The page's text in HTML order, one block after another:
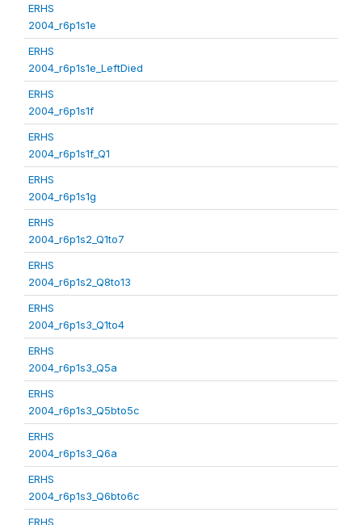
ERHS
2004_r6p1s1e
ERHS
2004_r6p1s1e_LeftDied
ERHS
2004_r6p1s1f
ERHS
2004_r6p1s1f_Q1
ERHS
2004_r6p1s1g
ERHS
2004_r6p1s2_Q1to7
ERHS
2004_r6p1s2_Q8to13
ERHS
2004_r6p1s3_Q1to4
ERHS
2004_r6p1s3_Q5a
ERHS
2004_r6p1s3_Q5bto5c
ERHS
2004_r6p1s3_Q6a
ERHS
2004_r6p1s3_Q6bto6c
ERHS